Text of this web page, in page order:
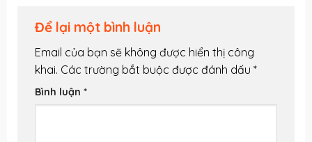
Để lại một bình luận
Email của bạn sẽ không được hiển thị công
khai. Các trường bắt buộc được đánh dấu *
Bình luận *